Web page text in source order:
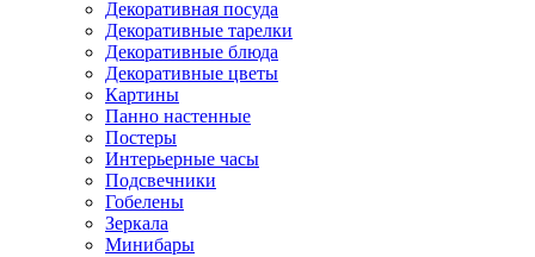
Декоративная посуда
Декоративные тарелки
Декоративные блюда
Декоративные цветы
Картины
Панно настенные
Постеры
Интерьерные часы
Подсвечники
Гобелены
Зеркала
Минибары